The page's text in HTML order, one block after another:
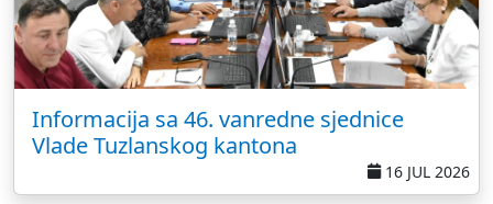
Informacija sa 46. vanredne sjednice
Vlade Tuzlanskog kantona
16 JUL 2026